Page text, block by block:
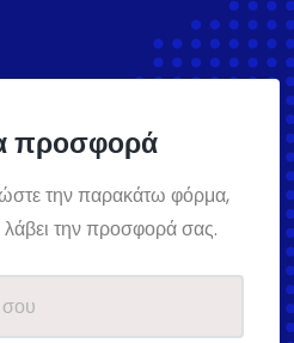
προσφορά
την παρακάτω φόρμα,
την προσφορά σας.